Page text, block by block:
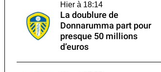
Hier à 18:14
La doublure de
Donnarumma part pour
presque 50 millions
d’euros